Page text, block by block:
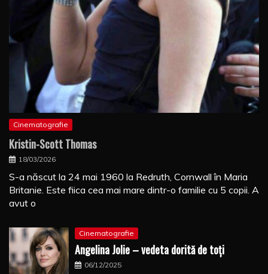
Cinematografie
Kristin-Scott Thomas
18/03/2026
S-a născut la 24 mai 1960 la Redruth, Cornwall în Maria
Britanie. Este fiica cea mai mare dintr-o familie cu 5 copii. A
avut o
Cinematografie
Angelina Jolie – vedeta dorită de toți
06/12/2025